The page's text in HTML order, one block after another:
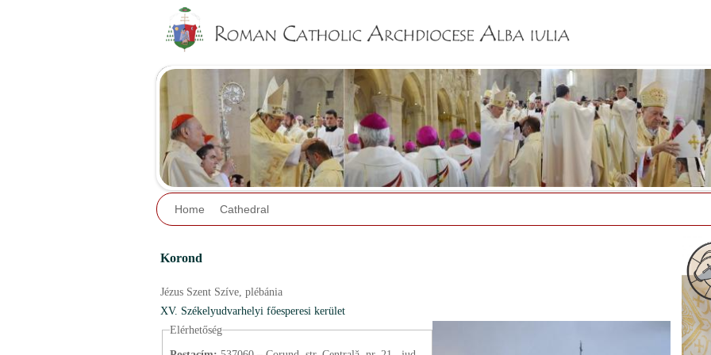
Home Cathedral
Korond
Jézus Szent Szíve, plébánia
XV. Székelyudvarhelyi főesperesi kerület
Elérhetőség